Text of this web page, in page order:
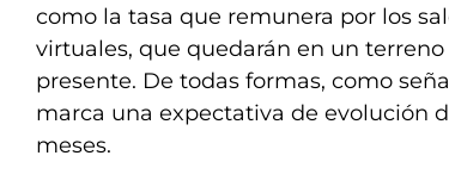
como la tasa que remunera por los
virtuales, que quedarán en un
presente. De todas formas, como
marca una expectativa de evolución
meses.